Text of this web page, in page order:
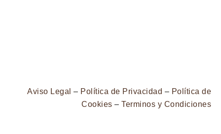
Aviso Legal – Política de Privacidad – Política de
Cookies – Terminos y Condiciones